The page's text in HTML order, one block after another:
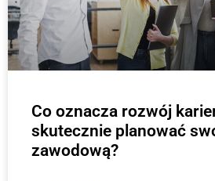
Co oznacza rozwój
skutecznie planować
zawodową?